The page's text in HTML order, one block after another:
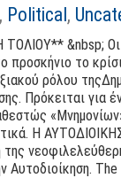
, Political,
&nbsp; Οι
προσκήνιο το
ρόλου
Πρόκειται για
Η
Αυτοδιοίκηση. The